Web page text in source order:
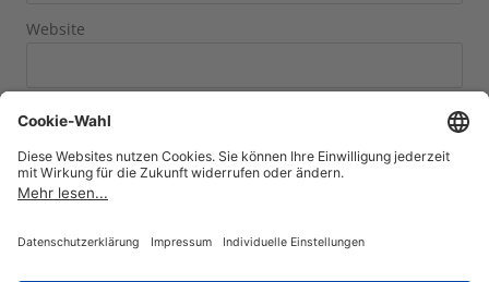
Website
Name, E-Mail-Adresse und Website in diesem Browser
vier ×